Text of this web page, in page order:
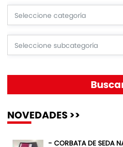
NOVEDADES >>
- CORBATA DE SEDA